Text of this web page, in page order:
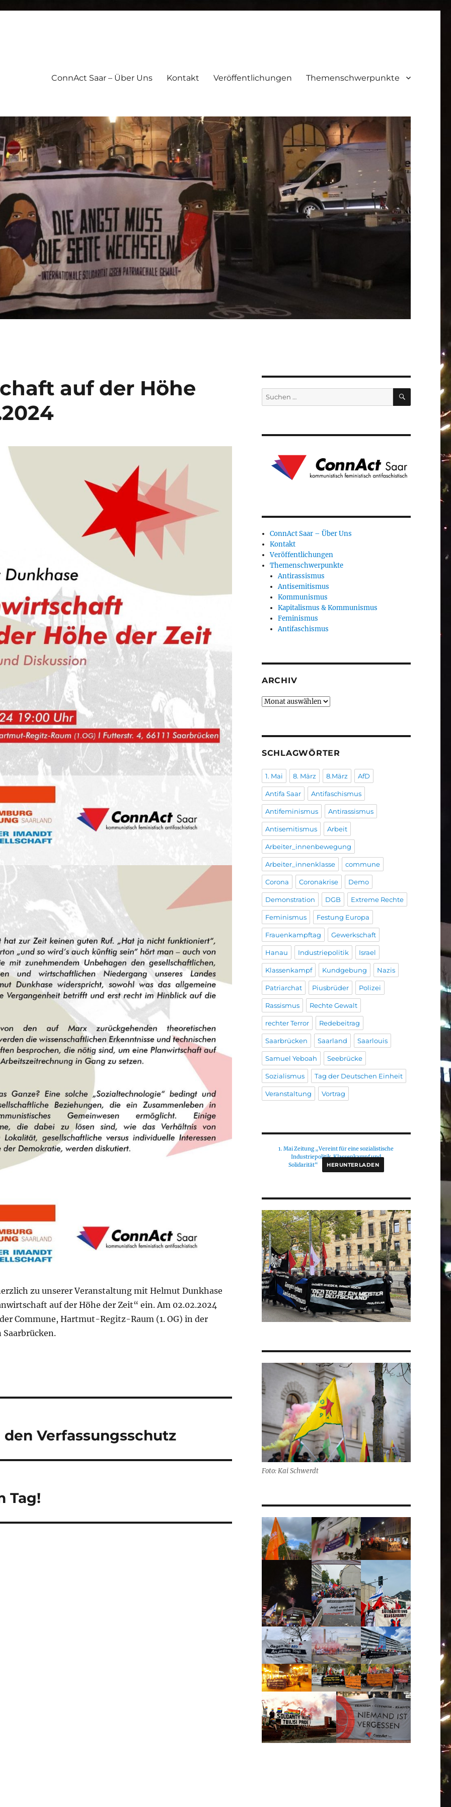
ConnAct Saar – Über Uns Kontakt Veröffentlichungen Themenschwerpunkte
auf der Höhe
zu unserer Veranstaltung mit Helmut Dunkhase
auf der Höhe der Zeit“ ein. Am 02.02.2024
Commune, Hartmut-Regitz-Raum (1. OG) in der
Verfassungsschutz
Tag!
Suchen
nach:
SUCHEN
ConnAct Saar – Über Uns
Kontakt
Veröffentlichungen
Themenschwerpunkte
Antirassismus
Antisemitismus
Kommunismus
Kapitalismus & Kommunismus
Feminismus
Antifaschismus
ARCHIV
Archiv
SCHLAGWÖRTER
1. Mai 8. März 8.März AfD
Antifa Saar Antifaschismus
Antifeminismus Antirassismus
Antisemitismus Arbeit
Arbeiter_innenbewegung
Arbeiter_innenklasse commune
Corona Coronakrise Demo
Demonstration DGB Extreme Rechte
Feminismus Festung Europa
Frauenkampftag Gewerkschaft
Hanau Industriepolitik Israel
Klassenkampf Kundgebung Nazis
Patriarchat Piusbrüder Polizei
Rassismus Rechte Gewalt
rechter Terror Redebeitrag
Saarbrücken Saarland Saarlouis
Samuel Yeboah Seebrücke
Sozialismus Tag der Deutschen Einheit
Veranstaltung Vortrag
1. Mai Zeitung „Vereint für eine sozialistische
Industriepolitik. Klassenkampf und
Solidarität“
HERUNTERLADEN
Foto: Kai Schwerdt